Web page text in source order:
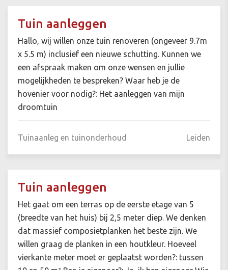
Tuin aanleggen
Hallo, wij willen onze tuin renoveren (ongeveer 9.7m
x 5.5 m) inclusief een nieuwe schutting. Kunnen we
een afspraak maken om onze wensen en jullie
mogelijkheden te bespreken? Waar heb je de
hovenier voor nodig?: Het aanleggen van mijn
droomtuin
Tuinaanleg en tuinonderhoud Leiden
Tuin aanleggen
Het gaat om een terras op de eerste etage van 5
(breedte van het huis) bij 2,5 meter diep. We denken
dat massief composietplanken het beste zijn. We
willen graag de planken in een houtkleur. Hoeveel
vierkante meter moet er geplaatst worden?: tussen